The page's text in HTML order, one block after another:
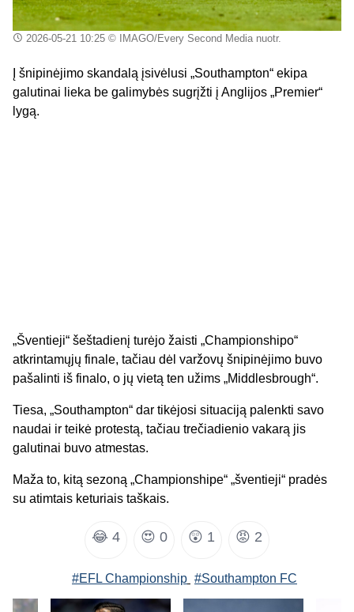
2026-05-21 10:25© IMAGO/Every Second Media nuotr.
Į šnipinėjimo skandalą įsivėlusi „Southampton“ ekipa
galutinai lieka be galimybės sugrįžti į Anglijos „Premier“
lygą.
„Šventieji“ šeštadienį turėjo žaisti „Championshipo“
atkrintamųjų finale, tačiau dėl varžovų šnipinėjimo buvo
pašalinti iš finalo, o jų vietą ten užims „Middlesbrough“.
Tiesa, „Southampton“ dar tikėjosi situaciją palenkti savo
naudai ir teikė protestą, tačiau trečiadienio vakarą jis
galutinai buvo atmestas.
Maža to, kitą sezoną „Championshipe“ „šventieji“ pradės
su atimtais keturiais taškais.
😂 4 😍 0 😲 1 😡 2
#EFL Championship #Southampton FC